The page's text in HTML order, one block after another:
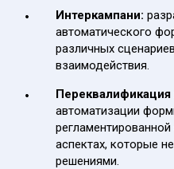
Интеркампани:
автоматического
различных
взаимодействия.
Переквалификация
автоматизации
аспектах, которые
решениями.